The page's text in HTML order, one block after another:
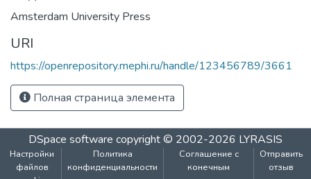
Amsterdam University Press
URI
https://openrepository.mephi.ru/handle/123456789/3661
Полная страница элемента
DSpace software copyright © 2002-2026 LYRASIS
Настройки
файлов
Политика
конфиденциальности
Соглашение с
конечным
Отправить
отзыв